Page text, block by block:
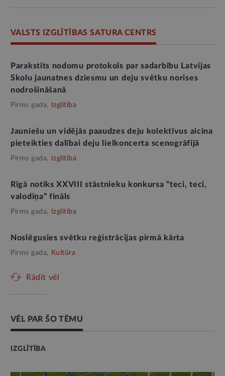
VALSTS IZGLĪTĪBAS SATURA CENTRS
Parakstīts nodomu protokols par sadarbību Latvijas
Skolu jaunatnes dziesmu un deju svētku norises
nodrošināšanā
Pirms gada, Izglītība
Jauniešu un vidējās paaudzes deju kolektīvus aicina
pieteikties dalībai deju lielkoncerta scenogrāfijā
Pirms gada, Izglītība
Rīgā notiks XXVIII stāstnieku konkursa “teci, teci,
valodiņa” fināls
Pirms gada, Izglītība
Noslēgusies svētku reģistrācijas pirmā kārta
Pirms gada, Kultūra
Rādīt vēl
VĒL PAR ŠO TĒMU
IZGLĪTĪBA